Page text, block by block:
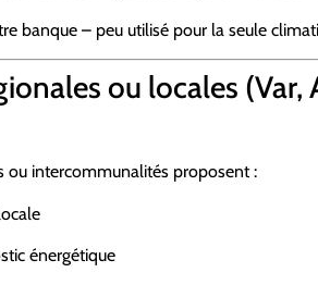
banque – peu utilisé pour la seule
ou locales (Var,
ou intercommunalités proposent :
énergétique